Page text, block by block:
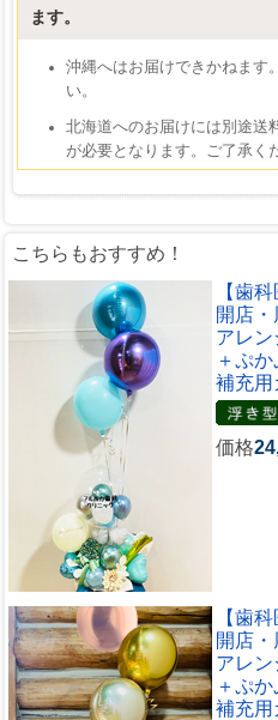
こちらもおすすめ！
【歯
開店
アレン
＋ぷ
補充用
価格
【歯
開店
アレン
＋ぷ
補充用